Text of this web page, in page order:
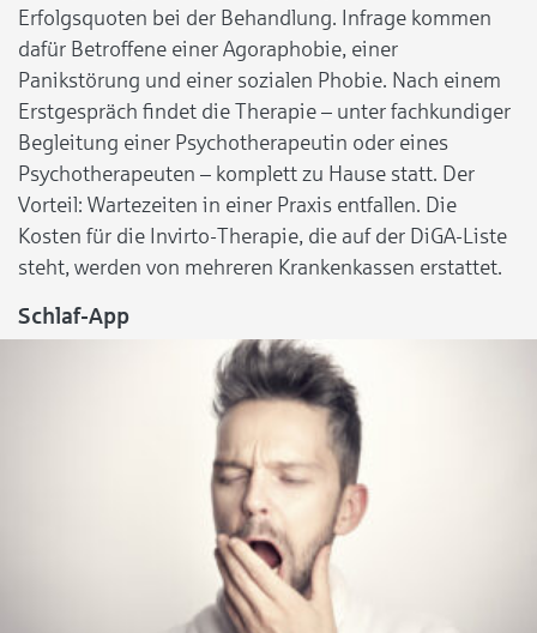
Erfolgsquoten bei der Behandlung. Infrage kommen
dafür Betroffene einer Agoraphobie, einer
Panikstörung und einer sozialen Phobie. Nach einem
Erstgespräch findet die Therapie – unter fachkundiger
Begleitung einer Psychotherapeutin oder eines
Psychotherapeuten – komplett zu Hause statt. Der
Vorteil: Wartezeiten in einer Praxis entfallen. Die
Kosten für die Invirto-Therapie, die auf der DiGA-Liste
steht, werden von mehreren Krankenkassen erstattet.
Schlaf-App